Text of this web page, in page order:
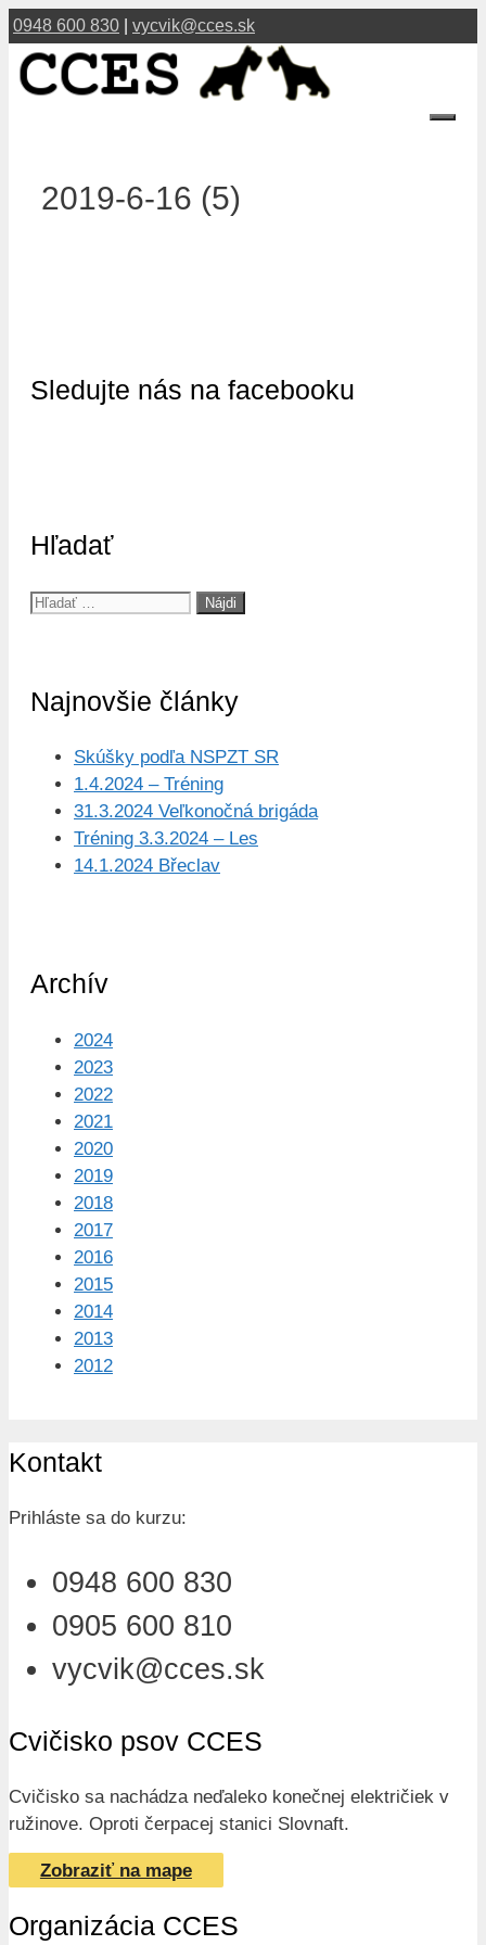
Preskočiť
na
obsah
0948 600 830 vycvik@cces.sk
2019-6-16 (5)
Sledujte nás na facebooku
Hľadať
Hľadať:
Najnovšie články
Skúšky podľa NSPZT SR
1.4.2024 – Tréning
31.3.2024 Veľkonočná brigáda
Tréning 3.3.2024 – Les
14.1.2024 Břeclav
Archív
2024
2023
2022
2021
2020
2019
2018
2017
2016
2015
2014
2013
2012
Kontakt
Prihláste sa do kurzu:
0948 600 830
0905 600 810
vycvik@cces.sk
Cvičisko psov CCES
Cvičisko sa nachádza neďaleko konečnej električiek v
ružinove. Oproti čerpacej stanici Slovnaft.
Zobraziť na mape
Organizácia CCES